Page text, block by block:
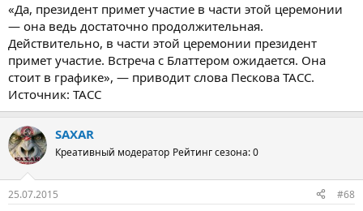
«Да, президент примет участие в части этой церемонии
— она ведь достаточно продолжительная.
Действительно, в части этой церемонии президент
примет участие. Встреча с Блаттером ожидается. Она
стоит в графике», — приводит слова Пескова ТАСС.
Источник: ТАСС
SAXAR
Креативный модератор Рейтинг сезона: 0
25.07.2015 #68